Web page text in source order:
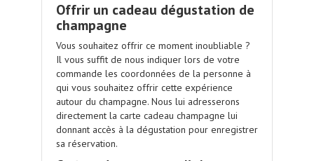
Offrir un cadeau dégustation de
champagne
Vous souhaitez offrir ce moment inoubliable ?
Il vous suffit de nous indiquer lors de votre
commande les coordonnées de la personne à
qui vous souhaitez offrir cette expérience
autour du champagne. Nous lui adresserons
directement la carte cadeau champagne lui
donnant accès à la dégustation pour enregistrer
sa réservation.